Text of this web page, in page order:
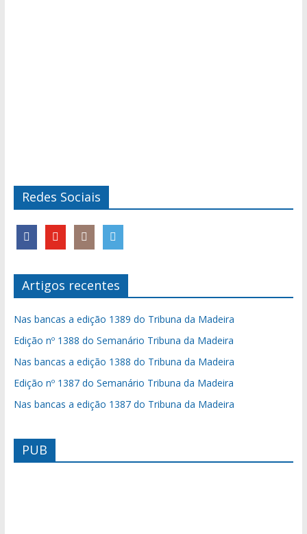
Redes Sociais
Artigos recentes
Nas bancas a edição 1389 do Tribuna da Madeira
Edição nº 1388 do Semanário Tribuna da Madeira
Nas bancas a edição 1388 do Tribuna da Madeira
Edição nº 1387 do Semanário Tribuna da Madeira
Nas bancas a edição 1387 do Tribuna da Madeira
PUB